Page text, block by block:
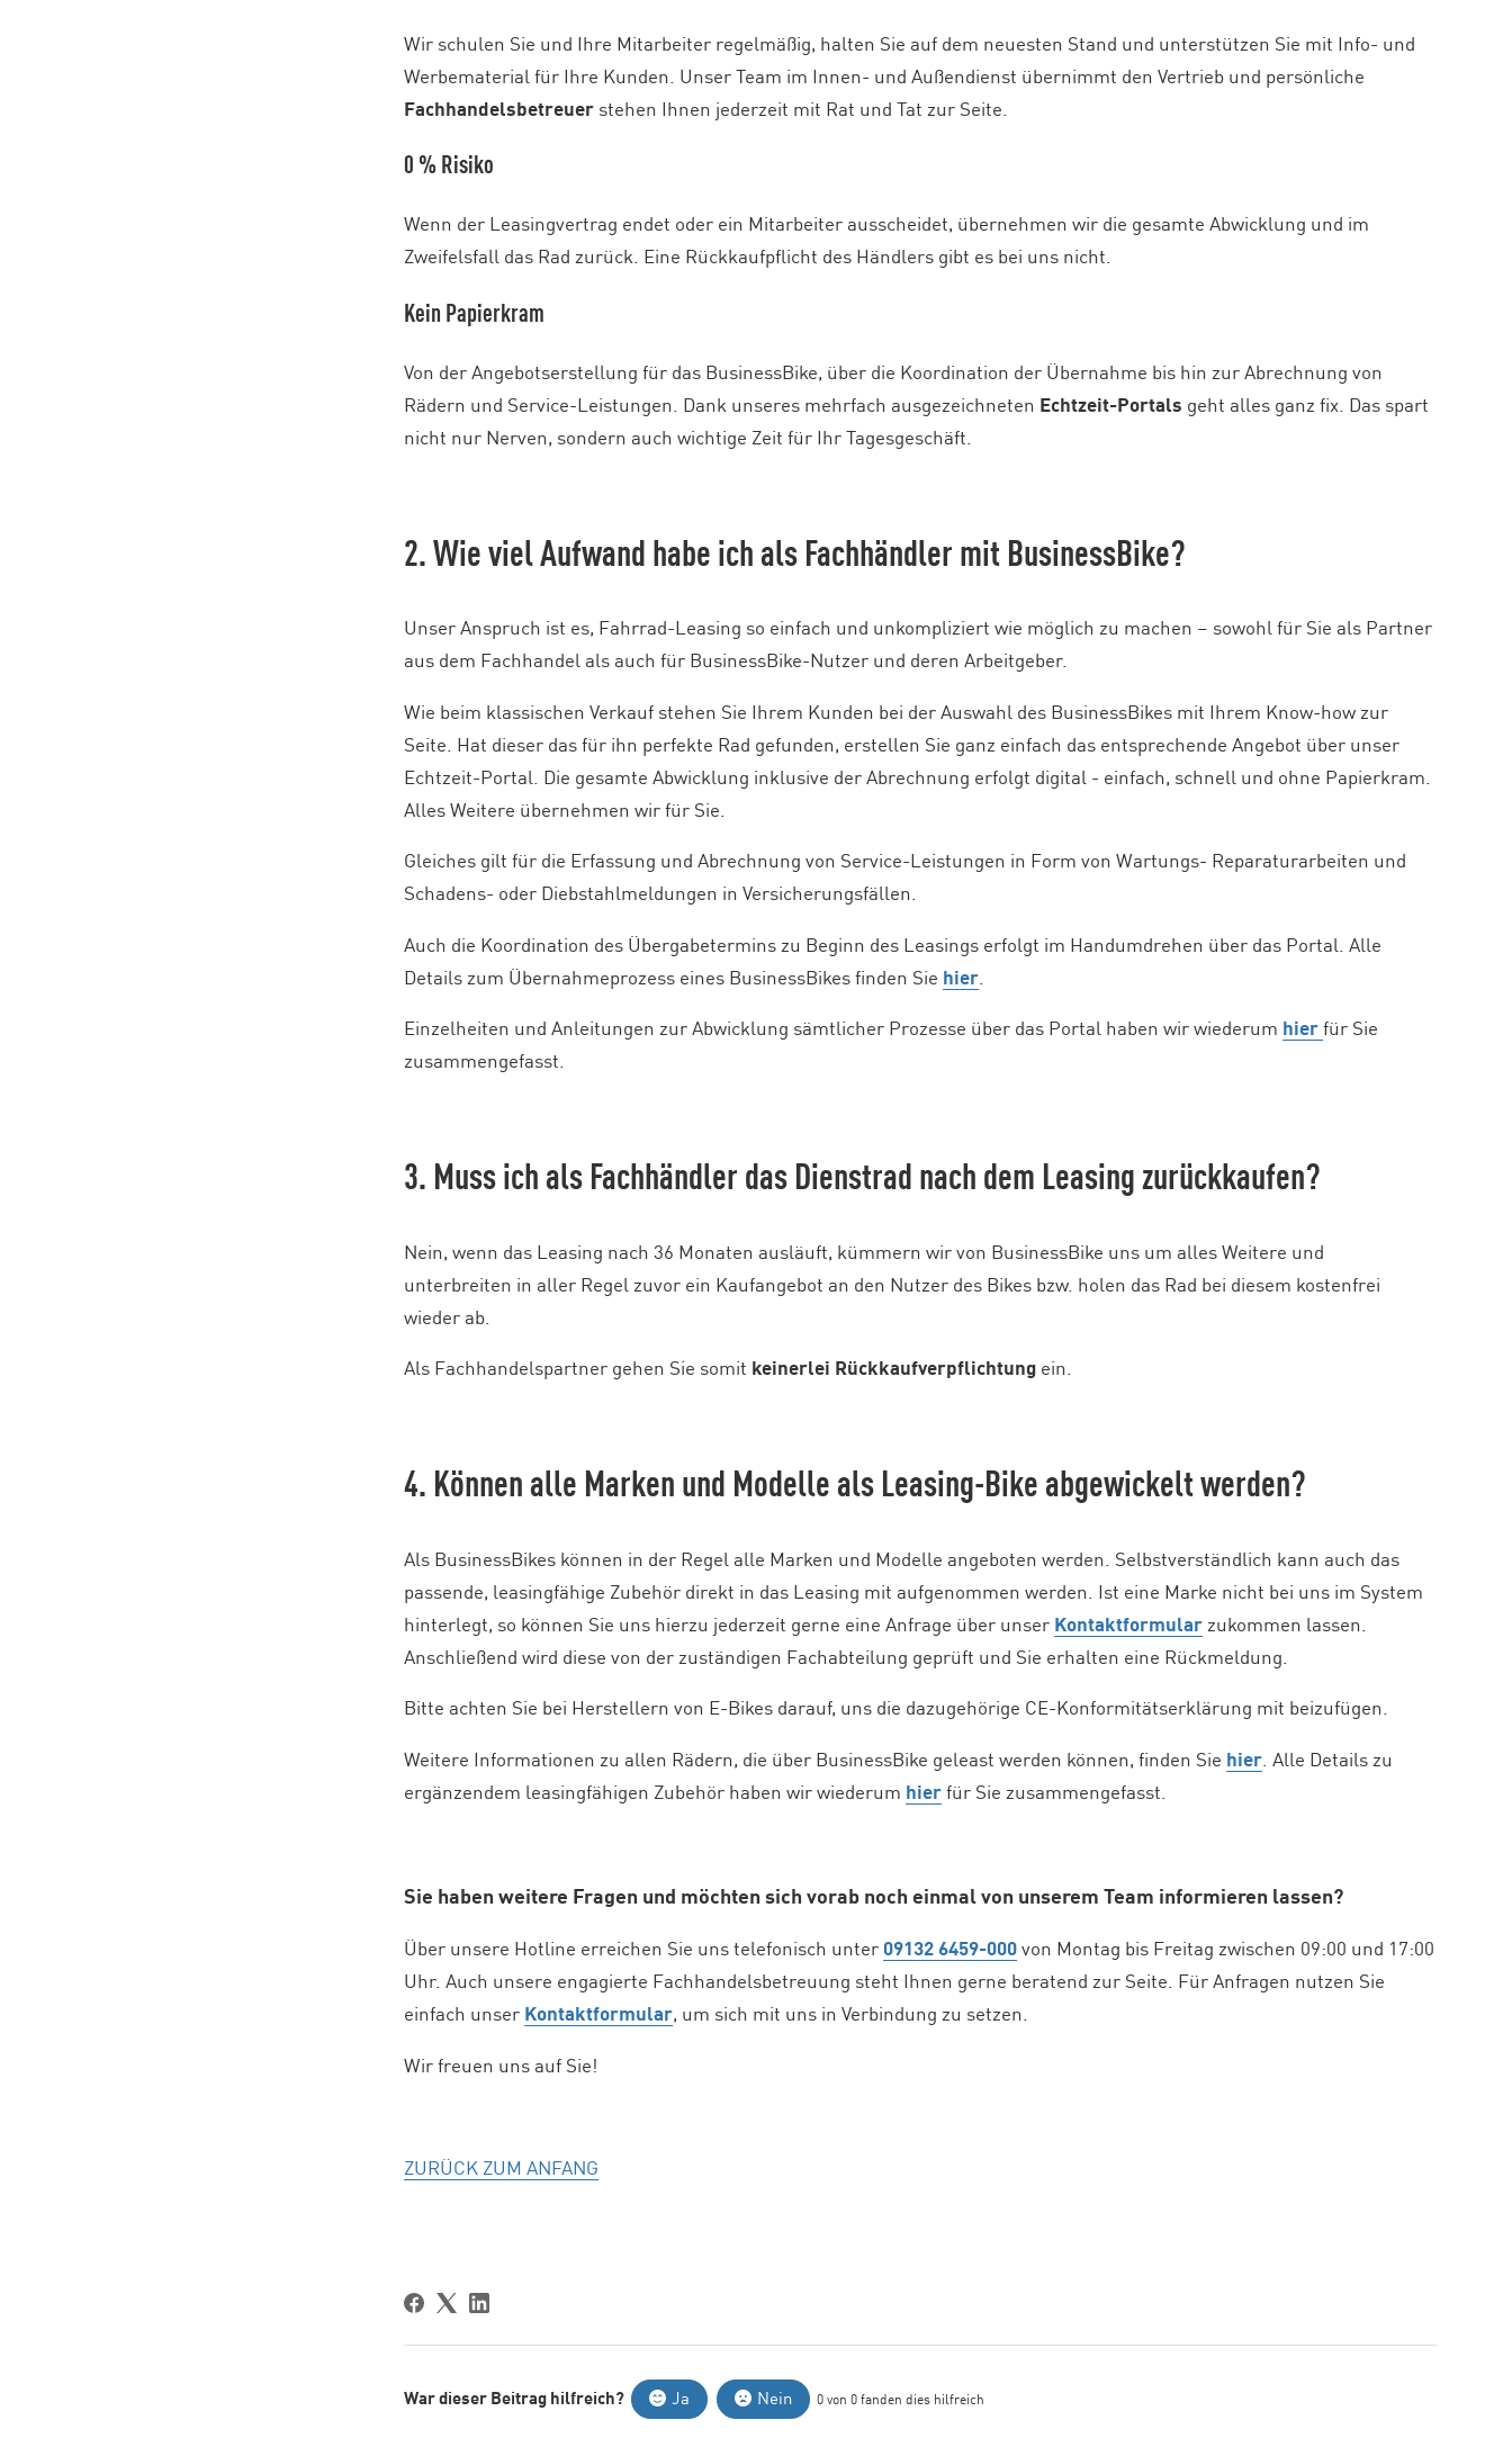
Wir schulen Sie und Ihre Mitarbeiter regelmäßig, halten Sie auf dem neuesten Stand und unterstützen Sie mit Info- und
Werbematerial für Ihre Kunden. Unser Team im Innen- und Außendienst übernimmt den Vertrieb und persönliche
Fachhandelsbetreuer stehen Ihnen jederzeit mit Rat und Tat zur Seite.
0 % Risiko
Wenn der Leasingvertrag endet oder ein Mitarbeiter ausscheidet, übernehmen wir die gesamte Abwicklung und im
Zweifelsfall das Rad zurück. Eine Rückkaufpflicht des Händlers gibt es bei uns nicht.
Kein Papierkram
Von der Angebotserstellung für das BusinessBike, über die Koordination der Übernahme bis hin zur Abrechnung von
Rädern und Service-Leistungen. Dank unseres mehrfach ausgezeichneten Echtzeit-Portals geht alles ganz fix. Das spart
nicht nur Nerven, sondern auch wichtige Zeit für Ihr Tagesgeschäft.
2. Wie viel Aufwand habe ich als Fachhändler mit BusinessBike?
Unser Anspruch ist es, Fahrrad-Leasing so einfach und unkompliziert wie möglich zu machen – sowohl für Sie als Partner
aus dem Fachhandel als auch für BusinessBike-Nutzer und deren Arbeitgeber.
Wie beim klassischen Verkauf stehen Sie Ihrem Kunden bei der Auswahl des BusinessBikes mit Ihrem Know-how zur
Seite. Hat dieser das für ihn perfekte Rad gefunden, erstellen Sie ganz einfach das entsprechende Angebot über unser
Echtzeit-Portal. Die gesamte Abwicklung inklusive der Abrechnung erfolgt digital - einfach, schnell und ohne Papierkram.
Alles Weitere übernehmen wir für Sie.
Gleiches gilt für die Erfassung und Abrechnung von Service-Leistungen in Form von Wartungs- Reparaturarbeiten und
Schadens- oder Diebstahlmeldungen in Versicherungsfällen.
Auch die Koordination des Übergabetermins zu Beginn des Leasings erfolgt im Handumdrehen über das Portal. Alle
Details zum Übernahmeprozess eines BusinessBikes finden Sie hier.
Einzelheiten und Anleitungen zur Abwicklung sämtlicher Prozesse über das Portal haben wir wiederum hier für Sie
zusammengefasst.
3. Muss ich als Fachhändler das Dienstrad nach dem Leasing zurückkaufen?
Nein, wenn das Leasing nach 36 Monaten ausläuft, kümmern wir von BusinessBike uns um alles Weitere und
unterbreiten in aller Regel zuvor ein Kaufangebot an den Nutzer des Bikes bzw. holen das Rad bei diesem kostenfrei
wieder ab.
Als Fachhandelspartner gehen Sie somit keinerlei Rückkaufverpflichtung ein.
4. Können alle Marken und Modelle als Leasing-Bike abgewickelt werden?
Als BusinessBikes können in der Regel alle Marken und Modelle angeboten werden. Selbstverständlich kann auch das
passende, leasingfähige Zubehör direkt in das Leasing mit aufgenommen werden. Ist eine Marke nicht bei uns im System
hinterlegt, so können Sie uns hierzu jederzeit gerne eine Anfrage über unser Kontaktformular zukommen lassen.
Anschließend wird diese von der zuständigen Fachabteilung geprüft und Sie erhalten eine Rückmeldung.
Bitte achten Sie bei Herstellern von E-Bikes darauf, uns die dazugehörige CE-Konformitätserklärung mit beizufügen.
Weitere Informationen zu allen Rädern, die über BusinessBike geleast werden können, finden Sie hier. Alle Details zu
ergänzendem leasingfähigen Zubehör haben wir wiederum hier für Sie zusammengefasst.
Sie haben weitere Fragen und möchten sich vorab noch einmal von unserem Team informieren lassen?
Über unsere Hotline erreichen Sie uns telefonisch unter 09132 6459-000 von Montag bis Freitag zwischen 09:00 und 17:00
Uhr. Auch unsere engagierte Fachhandelsbetreuung steht Ihnen gerne beratend zur Seite. Für Anfragen nutzen Sie
einfach unser Kontaktformular, um sich mit uns in Verbindung zu setzen.
Wir freuen uns auf Sie!
ZURÜCK ZUM ANFANG
War dieser Beitrag hilfreich? Ja Nein 0 von 0 fanden dies hilfreich